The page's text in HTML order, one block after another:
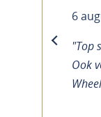
6
"Top
Ook